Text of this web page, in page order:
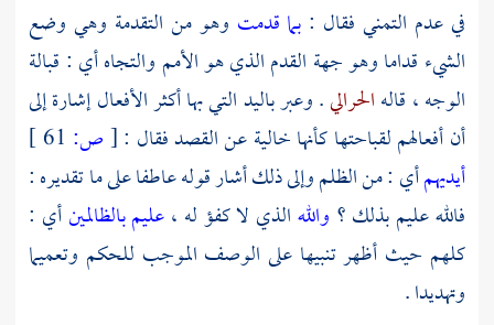
في عدم التمني فقال : بما قدمت وهو من التقدمة وهي وضع
الشيء قداما وهو جهة القدم الذي هو الأمم والتجاه أي : قبالة
الوجه ، قالهالحرالي. وعبر باليد التي بها أكثر الأفعال إشارة إلى
أن أفعالهم لقباحتها كأنها خالية عن القصد فقال :[ص:
أيديهمأي : من الظلم وإلى ذلك أشار قوله عاطفا على ما تقديره :
فالله عليم بذلك ؟ واللهالذي لا كفؤ له ،عليم بالظالمينأي :
كلهم حيث أظهر تنبيها على الوصف الموجب للحكم وتعميما
وتهديدا .